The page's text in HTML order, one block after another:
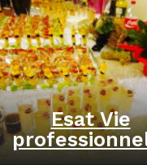
Esat Vie